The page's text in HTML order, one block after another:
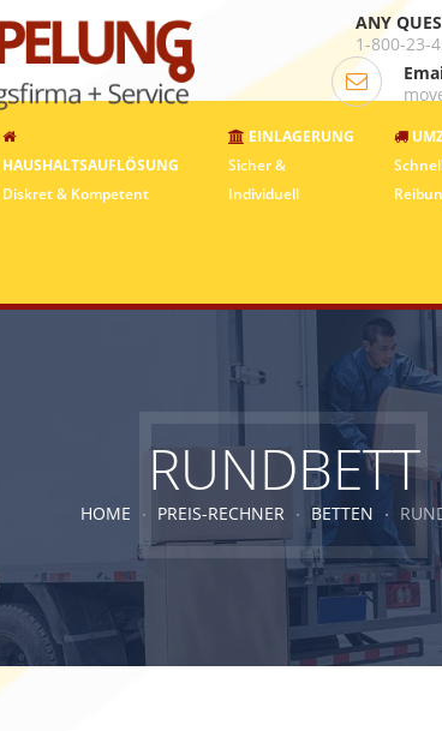
ANY
1-800-23-
HAUSHALTSAUFLÖSUNG
Diskret & Kompetent
EINLAGERUNG
Sicher &
Individuell
RUNDBETT
HOME PREIS-RECHNER BETTEN